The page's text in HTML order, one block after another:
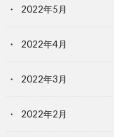
2022年5月
2022年4月
2022年3月
2022年2月